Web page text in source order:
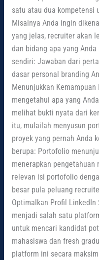
satu atau dua kompetensi
Misalnya Anda ingin
yang jelas, recruiter akan
dan bidang apa yang
sendiri: Jawaban dari
dasar personal branding
Menunjukkan
mengetahui apa yang
melihat bukti nyata dari
itu, mulailah menyusun
proyek yang pernah Anda
berupa: Portofolio
menerapkan pengetahuan
relevan isi portofolio
besar pula peluang
Optimalkan Profil
menjadi salah satu
untuk mencari kandidat
mahasiswa dan fresh
platform ini secara